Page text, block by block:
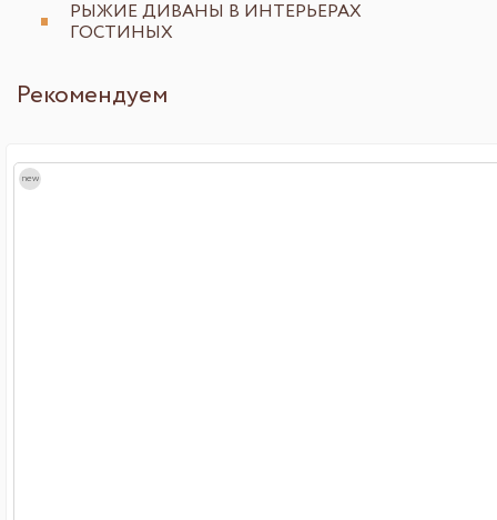
РЫЖИЕ ДИВАНЫ В ИНТЕРЬЕРАХ
ГОСТИНЫХ
Рекомендуем
new